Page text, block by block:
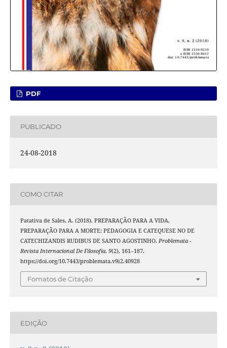
PDF
PUBLICADO
24-08-2018
COMO CITAR
Patativa de Sales, A. (2018). PREPARAÇÃO PARA A VIDA,
PREPARAÇÃO PARA A MORTE: PEDAGOGIA E CATEQUESE NO DE
CATECHIZANDIS RUDIBUS DE SANTO AGOSTINHO. Problemata -
Revista Internacional De Filosofia, 9(2), 161–187.
https://doi.org/10.7443/problemata.v9i2.40928
Fomatos de Citação
EDIÇÃO